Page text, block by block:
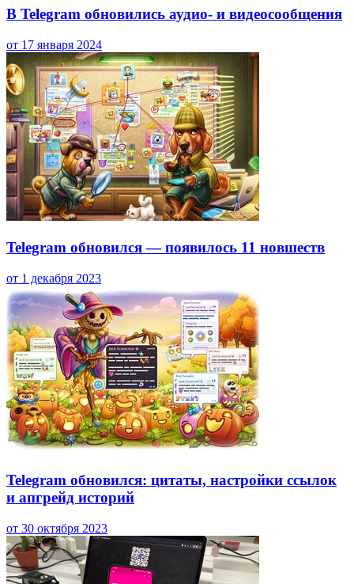
В Telegram обновились аудио- и видеосообщения
от 17 января 2024
Telegram обновился — появилось 11 новшеств
от 1 декабря 2023
Telegram обновился: цитаты, настройки ссылок
и апгрейд историй
от 30 октября 2023